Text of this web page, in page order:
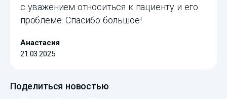
с уважением относиться к пациенту и его
проблеме. Спасибо большое!
Анастасия
21.03.2025
Поделиться новостью